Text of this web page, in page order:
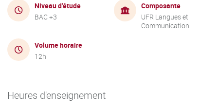
Niveau d'étude
BAC +3
Composante
UFR Langues et
Communication
Volume horaire
12h
Heures d'enseignement